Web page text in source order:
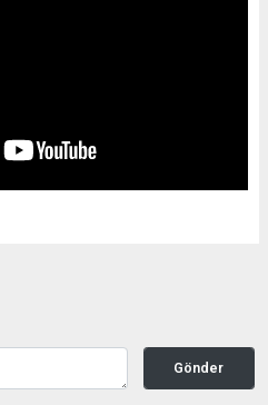
Gönder